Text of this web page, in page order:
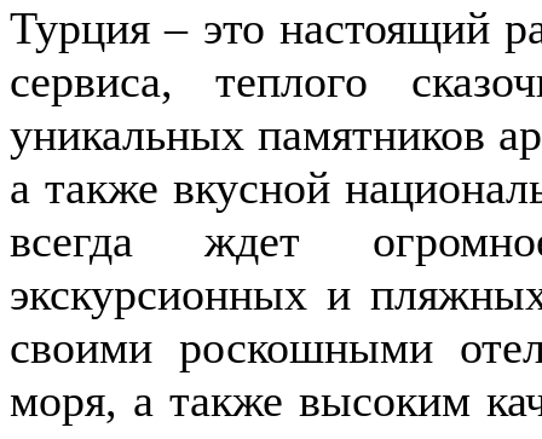
Турция – это настоящий
сервиса, теплого
уникальных памятников
а также вкусной
всегда ждет
экскурсионных и
своими роскошными
моря, а также высоким